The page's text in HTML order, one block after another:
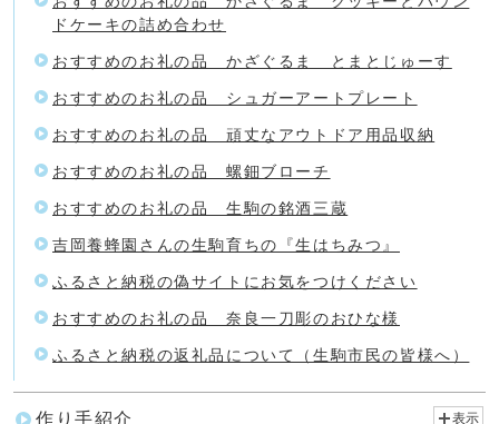
ドケーキの詰め合わせ
おすすめのお礼の品 かざぐるま とまとじゅーす
おすすめのお礼の品 シュガーアートプレート
おすすめのお礼の品 頑丈なアウトドア用品収納
おすすめのお礼の品 螺鈿ブローチ
おすすめのお礼の品 生駒の銘酒三蔵
吉岡養蜂園さんの生駒育ちの『生はちみつ』
ふるさと納税の偽サイトにお気をつけください
おすすめのお礼の品 奈良一刀彫のおひな様
ふるさと納税の返礼品について（生駒市民の皆様へ）
作り手紹介 表示